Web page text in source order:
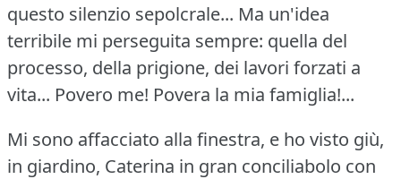
questo silenzio sepolcrale... Ma un'idea
terribile mi perseguita sempre: quella del
processo, della prigione, dei lavori forzati a
vita... Povero me! Povera la mia famiglia!...
Mi sono affacciato alla finestra, e ho visto giù,
in giardino, Caterina in gran conciliabolo con